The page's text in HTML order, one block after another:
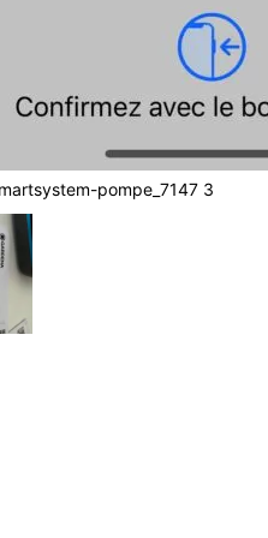
pompe_7147 3